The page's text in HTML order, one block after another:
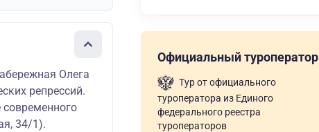
Олега
репрессий.
современного
34/1).
Официальный туроператор
Тур от официального
туроператора из Единого
федерального реестра
туроператоров